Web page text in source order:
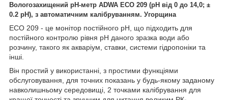
Вологозахищений pН-метр ADWA ECO 209 (рН від 0 до 14,0; ±
0.2 pH), з автоматичним калібруванням. Угорщина
ECO 209 - це монітор постійного pH, що підходить для
постійного контролю рівня pH даного зразка води або
розчину, такого як акваріум, ставки, системи гідропоніки та
інші.
Він простий у використанні, з простими функціями
обслуговування, для точних показань у будь-якому заданому
навколишньому середовищі, 2 точками калібрування для